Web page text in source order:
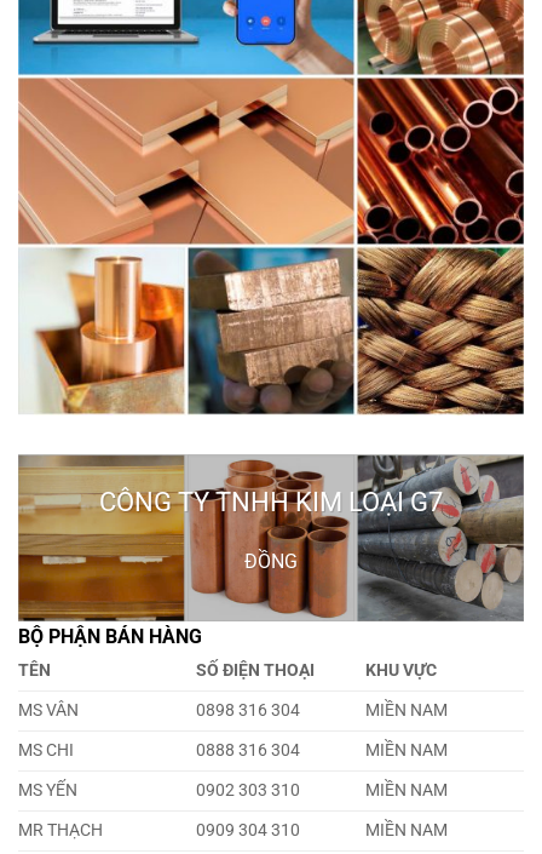
CÔNG TY TNHH KIM LOẠI G7
ĐỒNG
BỘ PHẬN BÁN HÀNG
TÊN SỐ ĐIỆN THOẠI
KHU VỰC
MS VÂN
0898 316 304
MIỀN NAM
MS CHI
0888 316 304
MIỀN NAM
MS YẾN
0902 303 310
MIỀN NAM
MR THẠCH
0909 304 310
MIỀN NAM